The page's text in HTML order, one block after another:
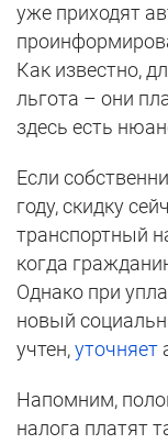
уже приходят
Как известно,
льгота – они
здесь есть
Если
году, скидку
транспортный
когда
Однако при
новый
учтен,уточняет
Напомним,
налога платят